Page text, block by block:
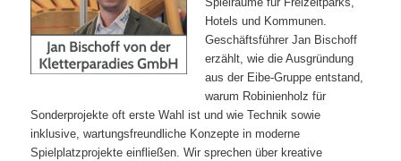
Hotels und Kommunen.
Geschäftsführer Jan Bischoff
erzählt, wie die Ausgründung
aus der Eibe‑Gruppe entstand,
warum Robinienholz für
Sonderprojekte oft erste Wahl ist und wie Technik sowie
inklusive, wartungsfreundliche Konzepte in moderne
Spielplatzprojekte einfließen. Wir sprechen über kreative